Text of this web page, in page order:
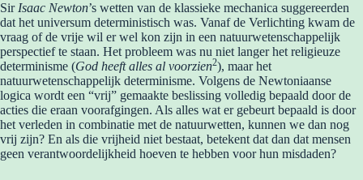
Sir Isaac Newton’s wetten van de klassieke mechanica suggereerden
dat het universum deterministisch was. Vanaf de Verlichting kwam de
vraag of de vrije wil er wel kon zijn in een natuurwetenschappelijk
perspectief te staan. Het probleem was nu niet langer het religieuze
determinisme (God heeft alles al voorzien2), maar het
natuurwetenschappelijk determinisme. Volgens de Newtoniaanse
logica wordt een “vrij” gemaakte beslissing volledig bepaald door de
acties die eraan voorafgingen. Als alles wat er gebeurt bepaald is door
het verleden in combinatie met de natuurwetten, kunnen we dan nog
vrij zijn? En als die vrijheid niet bestaat, betekent dat dan dat mensen
geen verantwoordelijkheid hoeven te hebben voor hun misdaden?